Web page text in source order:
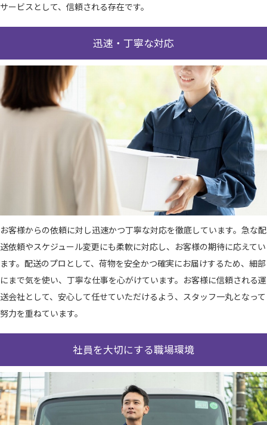
サービスとして、信頼される存在です。
迅速・丁寧な対応
お客様からの依頼に対し迅速かつ丁寧な対応を徹底しています。急な配
送依頼やスケジュール変更にも柔軟に対応し、お客様の期待に応えてい
ます。配送のプロとして、荷物を安全かつ確実にお届けするため、細部
にまで気を使い、丁寧な仕事を心がけています。お客様に信頼される運
送会社として、安心して任せていただけるよう、スタッフ一丸となって
努力を重ねています。
社員を大切にする職場環境